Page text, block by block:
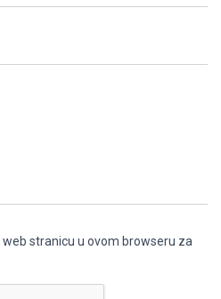
stranicu u ovom browseru za